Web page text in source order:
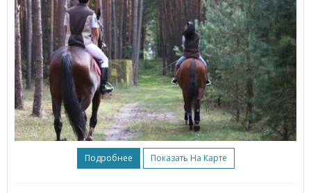
Подробнее Показать На Карте